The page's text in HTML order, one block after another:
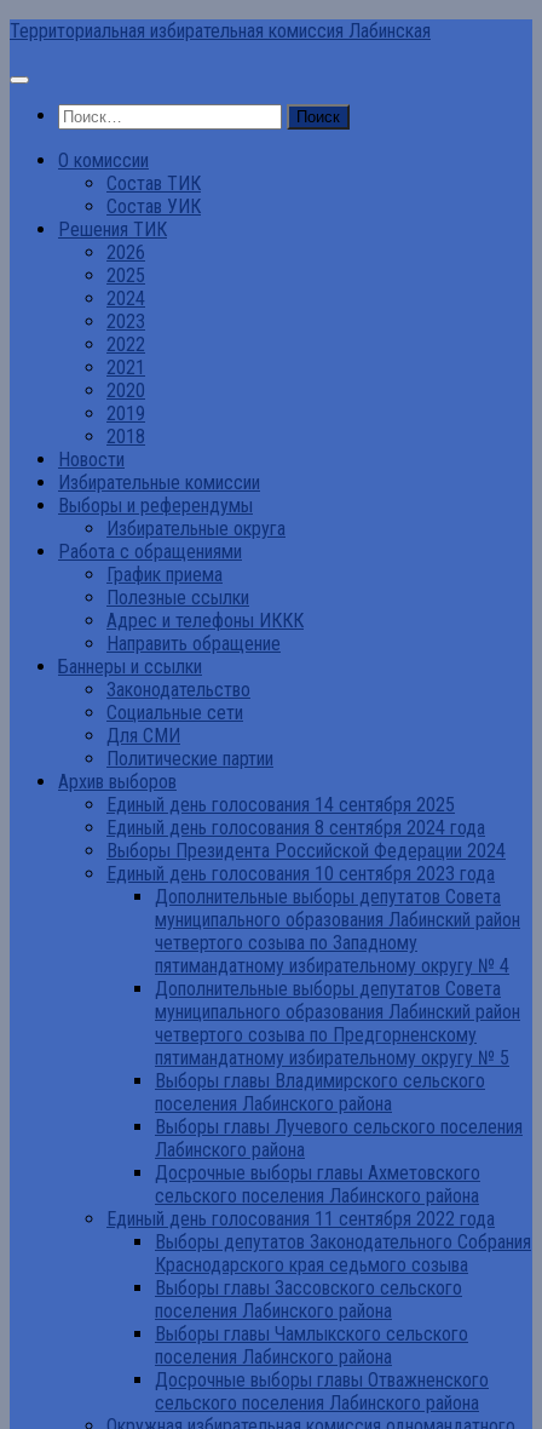
Перейти
содержимому
Территориальная избирательная комиссия Лабинская
Найти:
О комиссии
Состав ТИК
Состав УИК
Решения ТИК
2026
2025
2024
2023
2022
2021
2020
2019
2018
Новости
Избирательные комиссии
Выборы и референдумы
Избирательные округа
Работа с обращениями
График приема
Полезные ссылки
Адрес и телефоны ИККК
Направить обращение
Баннеры и ссылки
Законодательство
Социальные сети
Для СМИ
Политические партии
Архив выборов
Единый день голосования 14 сентября 2025
Единый день голосования 8 сентября 2024 года
Выборы Президента Российской Федерации 2024
Единый день голосования 10 сентября 2023 года
Дополнительные выборы депутатов Совета
муниципального образования Лабинский район
четвертого созыва по Западному
пятимандатному избирательному округу № 4
Дополнительные выборы депутатов Совета
муниципального образования Лабинский район
четвертого созыва по Предгорненскому
пятимандатному избирательному округу № 5
Выборы главы Владимирского сельского
поселения Лабинского района
Выборы главы Лучевого сельского поселения
Лабинского района
Досрочные выборы главы Ахметовского
сельского поселения Лабинского района
Единый день голосования 11 сентября 2022 года
Выборы депутатов Законодательного Собрания
Краснодарского края седьмого созыва
Выборы главы Зассовского сельского
поселения Лабинского района
Выборы главы Чамлыкского сельского
поселения Лабинского района
Досрочные выборы главы Отважненского
сельского поселения Лабинского района